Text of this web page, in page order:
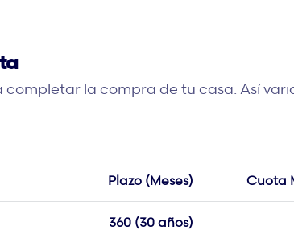
completar la compra de tu casa. Así
Plazo (Meses) Cuota
360 (30 años)